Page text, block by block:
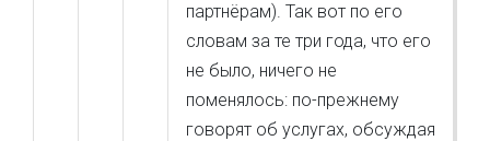
партнёрам). Так вот по его
словам за те три года, что его
не было, ничего не
поменялось: по-прежнему
говорят об услугах, обсуждая